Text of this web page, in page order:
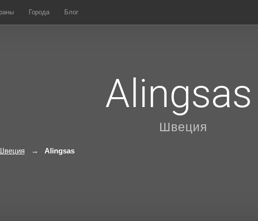
Города Блог
Alingsas
Швеция
Alingsas